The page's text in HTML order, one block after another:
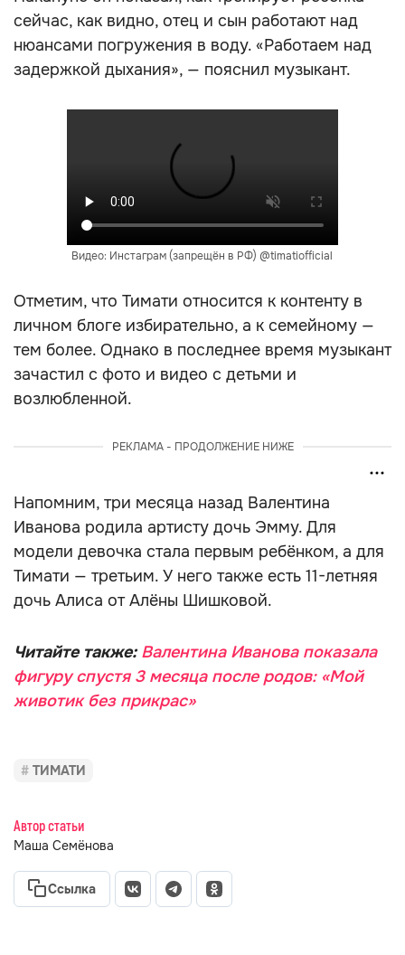
сейчас, как видно, отец и сын работают над
нюансами погружения в воду. «Работаем над
задержкой дыхания», — пояснил музыкант.
Видео: Инстаграм (запрещён в РФ) @timatiofficial
Отметим, что Тимати относится к контенту в
личном блоге избирательно, а к семейному —
тем более. Однако в последнее время музыкант
зачастил с фото и видео с детьми и
возлюбленной.
РЕКЛАМА - ПРОДОЛЖЕНИЕ НИЖЕ
Напомним, три месяца назад Валентина
Иванова родила артисту дочь Эмму. Для
модели девочка стала первым ребёнком, а для
Тимати — третьим. У него также есть 11-летняя
дочь Алиса от Алёны Шишковой.
Читайте также: Валентина Иванова показала
фигуру спустя 3 месяца после родов: «Мой
животик без прикрас»
ТИМАТИ
Автор статьи
Маша Семёнова
Ссылка